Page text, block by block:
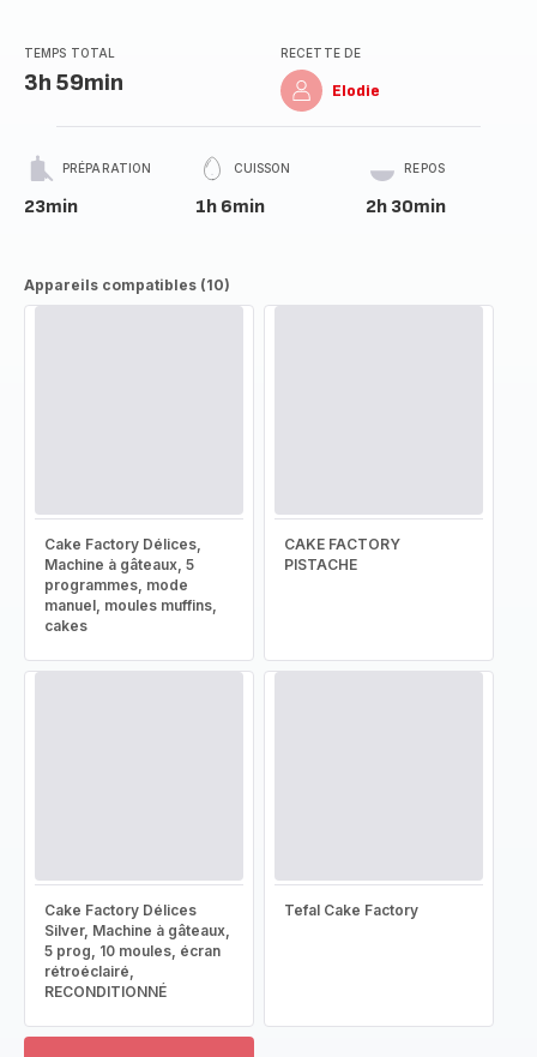
TEMPS TOTAL
3h 59min
RECETTE DE
Elodie
PRÉPARATION
23min
CUISSON
1h 6min
REPOS
2h 30min
Appareils compatibles (10)
Cake Factory Délices,
Machine à gâteaux, 5
programmes, mode
manuel, moules muffins,
cakes
CAKE FACTORY
PISTACHE
Cake Factory Délices
Silver, Machine à gâteaux,
5 prog, 10 moules, écran
rétroéclairé,
RECONDITIONNÉ
Tefal Cake Factory